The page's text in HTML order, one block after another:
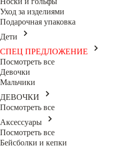
Уход за изделиями
Подарочная упаковка
Дети
СПЕЦ ПРЕДЛОЖЕНИЕ
Посмотреть все
Девочки
Мальчики
ДЕВОЧКИ
Посмотреть все
Аксессуары
Посмотреть все
Бейсболки и кепки